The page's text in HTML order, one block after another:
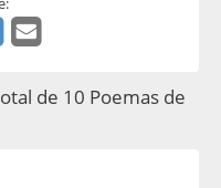
de 10 Poemas de